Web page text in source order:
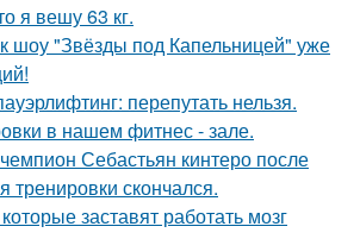
я вешу 63 кг.
шоу "Звёзды под Капельницей" уже
перепутать нельзя.
в нашем фитнес - зале.
Себастьян кинтеро после
тренировки скончался.
заставят работать мозг